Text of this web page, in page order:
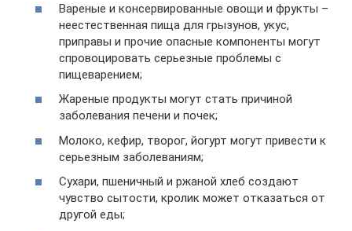
Вареные и консервированные овощи и фрукты –
неестественная пища для грызунов, укус,
приправы и прочие опасные компоненты могут
спровоцировать серьезные проблемы с
пищеварением;
Жареные продукты могут стать причиной
заболевания печени и почек;
Молоко, кефир, творог, йогурт могут привести к
серьезным заболеваниям;
Сухари, пшеничный и ржаной хлеб создают
чувство сытости, кролик может отказаться от
другой еды;